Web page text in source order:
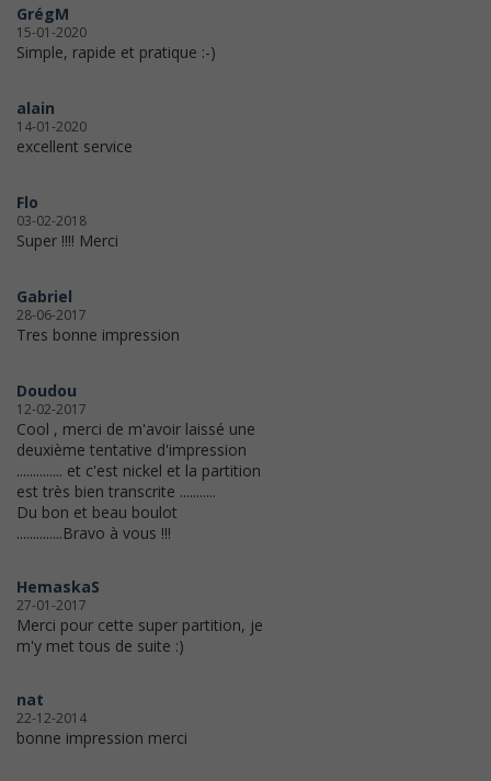
GrégM
15-01-2020
Simple, rapide et pratique :-)
alain
14-01-2020
excellent service
Flo
03-02-2018
Super !!!! Merci
Gabriel
28-06-2017
Tres bonne impression
Doudou
12-02-2017
Cool , merci de m'avoir laissé une
deuxième tentative d'impression
.............. et c'est nickel et la partition
est très bien transcrite ...........
Du bon et beau boulot
..............Bravo à vous !!!
HemaskaS
27-01-2017
Merci pour cette super partition, je
m'y met tous de suite :)
nat
22-12-2014
bonne impression merci